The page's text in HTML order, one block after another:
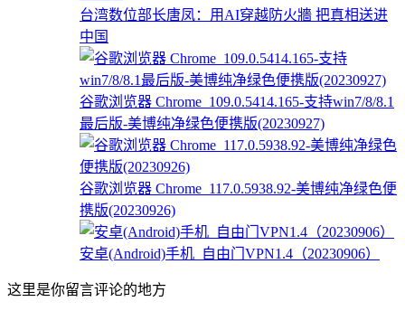
台湾数位部长唐凤：用AI穿越防火牆 把真相送进
中国
谷歌浏览器 Chrome_109.0.5414.165-支持win7/8/8.1
最后版-美博纯净绿色便携版(20230927)
谷歌浏览器 Chrome_117.0.5938.92-美博纯净绿色便
携版(20230926)
安卓(Android)手机_自由门VPN1.4（20230906）
这里是你留言评论的地方